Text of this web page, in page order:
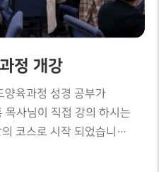
정 개강
육과정 성경 공부가
목사님이 직접 강의 하시는
코스로 시작 되었습니다.